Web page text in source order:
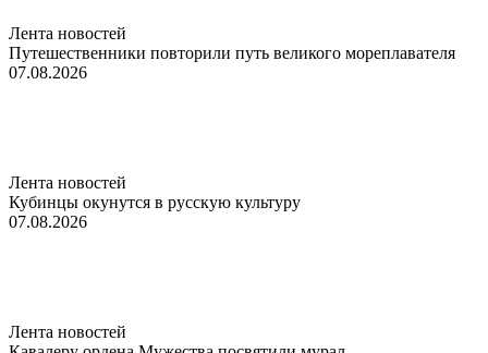
Лента новостей
Путешественники повторили путь великого мореплавателя
07.08.2026
Лента новостей
Кубинцы окунутся в русскую культуру
07.08.2026
Лента новостей